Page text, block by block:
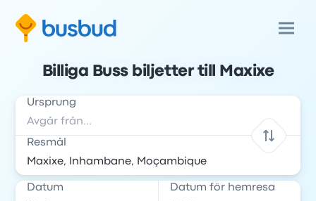
Billiga Buss biljetter till Maxixe
Ursprung
Resmål
Datum Datum för hemresa